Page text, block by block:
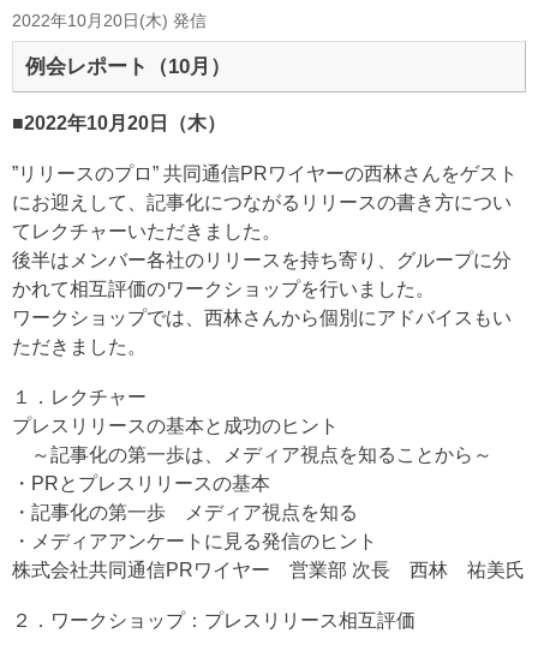
2022年10月20日(木) 発信
例会レポート（10月）
■2022年10月20日（木）
”リリースのプロ” 共同通信PRワイヤーの西林さんをゲスト
にお迎えして、記事化につながるリリースの書き方につい
てレクチャーいただきました。
後半はメンバー各社のリリースを持ち寄り、グループに分
かれて相互評価のワークショップを行いました。
ワークショップでは、西林さんから個別にアドバイスもい
ただきました。
１．レクチャー
プレスリリースの基本と成功のヒント
～記事化の第一歩は、メディア視点を知ることから～
・PRとプレスリリースの基本
・記事化の第一歩 メディア視点を知る
・メディアアンケートに見る発信のヒント
株式会社共同通信PRワイヤー 営業部 次長 西林 祐美氏
２．ワークショップ：プレスリリース相互評価